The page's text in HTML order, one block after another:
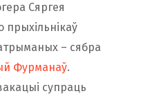
Сяргея
прыхільнікаў
– сябра
Фурманаў.
супраць